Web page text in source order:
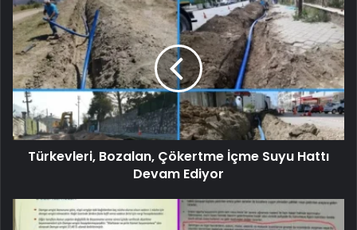
Türkevleri, Bozalan, Çökertme İçme Suyu Hattı
Devam Ediyor